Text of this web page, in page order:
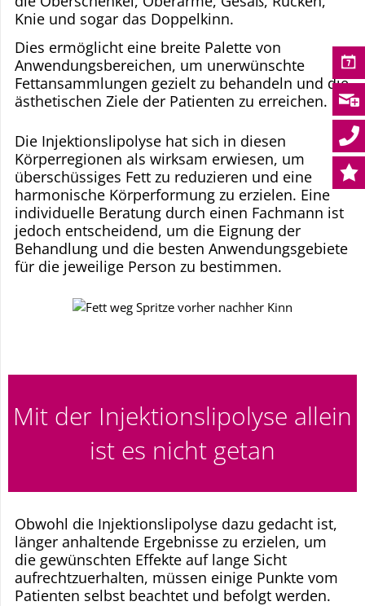
Knie und sogar das Doppelkinn.
Dies ermöglicht eine breite Palette von
Anwendungsbereichen, um unerwünschte
Fettansammlungen gezielt zu behandeln und die
ästhetischen Ziele der Patienten zu erreichen.
Die Injektionslipolyse hat sich in diesen
Körperregionen als wirksam erwiesen, um
überschüssiges Fett zu reduzieren und eine
harmonische Körperformung zu erzielen. Eine
individuelle Beratung durch einen Fachmann ist
jedoch entscheidend, um die Eignung der
Behandlung und die besten Anwendungsgebiete
für die jeweilige Person zu bestimmen.
Mit der Injektionslipolyse allein
ist es nicht getan
Obwohl die Injektionslipolyse dazu gedacht ist,
länger anhaltende Ergebnisse zu erzielen, um
die gewünschten Effekte auf lange Sicht
aufrechtzuerhalten, müssen einige Punkte vom
Patienten selbst beachtet und befolgt werden.